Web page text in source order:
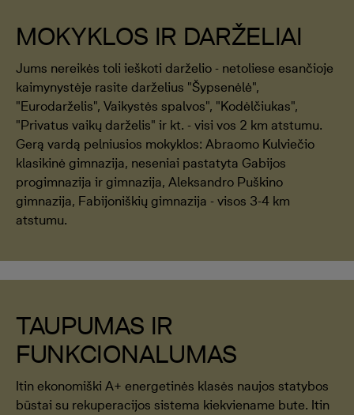
MOKYKLOS IR DARŽELIAI
Jums nereikės toli ieškoti darželio - netoliese esančioje
kaimynystėje rasite darželius "Šypsenėlė",
"Eurodarželis", Vaikystės spalvos", "Kodėlčiukas",
"Privatus vaikų darželis" ir kt. - visi vos 2 km atstumu.
Gerą vardą pelniusios mokyklos: Abraomo Kulviečio
klasikinė gimnazija, neseniai pastatyta Gabijos
progimnazija ir gimnazija, Aleksandro Puškino
gimnazija, Fabijoniškių gimnazija - visos 3-4 km
atstumu.
TAUPUMAS IR
FUNKCIONALUMAS
Itin ekonomiški A+ energetinės klasės naujos statybos
būstai su rekuperacijos sistema kiekviename bute. Itin